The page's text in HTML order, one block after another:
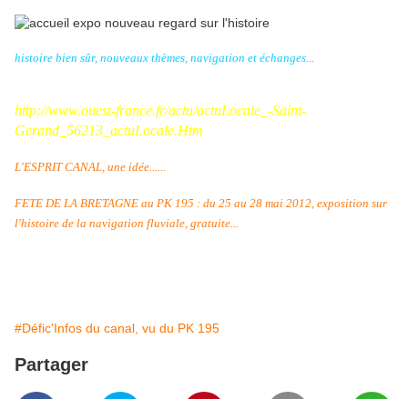
histoire bien sûr, nouveaux thèmes, navigation et échanges...
http://www.ouest-france.fr/actu/actuLocale_-Saint-
Gerand_56213_actuLocale.Htm
L'ESPRIT CANAL, une idée......
FETE DE LA BRETAGNE au PK 195 : du 25 au 28 mai 2012, exposition sur
l'histoire de la navigation fluviale, gratuite...
#Défic'Infos du canal, vu du PK 195
Partager